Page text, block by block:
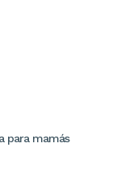
para mamás